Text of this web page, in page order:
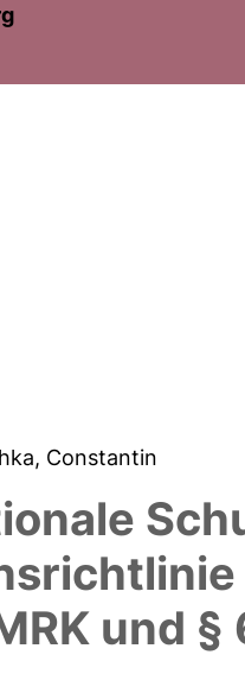
Constantin
und